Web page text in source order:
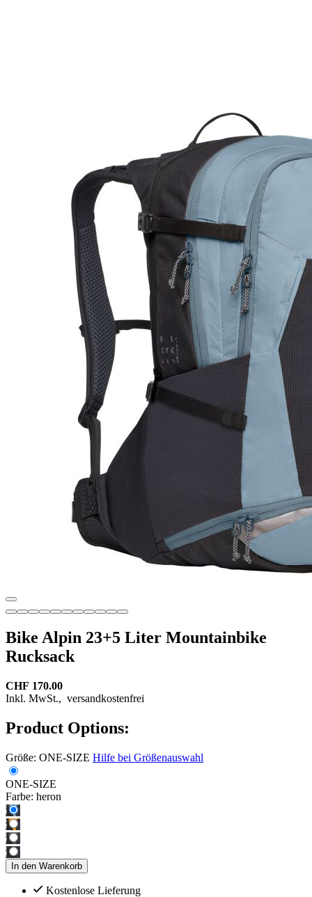
Bike Alpin 23+5 Liter Mountainbike
Rucksack
CHF 170.00
Inkl. MwSt., versandkostenfrei
Product Options:
Größe: ONE-SIZE Hilfe bei Größenauswahl
ONE-SIZE
Farbe: heron
In den Warenkorb
Kostenlose Lieferung